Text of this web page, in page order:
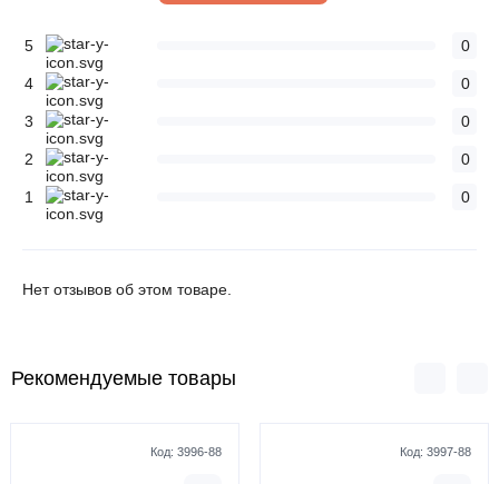
5 0
4 0
3 0
2 0
1 0
Нет отзывов об этом товаре.
Рекомендуемые товары
Код: 3996-88 Код: 3997-88